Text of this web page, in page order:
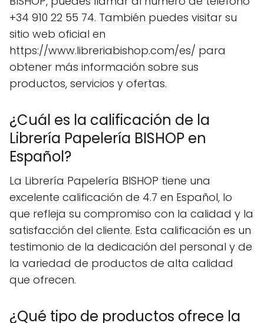
+34 910 22 55 74. También puedes visitar su
sitio web oficial en
https://www.libreriabishop.com/es/ para
obtener más información sobre sus
productos, servicios y ofertas.
¿Cuál es la calificación de la
Librería Papelería BISHOP en
Español?
La Librería Papelería BISHOP tiene una
excelente calificación de 4.7 en Español, lo
que refleja su compromiso con la calidad y la
satisfacción del cliente. Esta calificación es un
testimonio de la dedicación del personal y de
la variedad de productos de alta calidad
que ofrecen.
¿Qué tipo de productos ofrece la